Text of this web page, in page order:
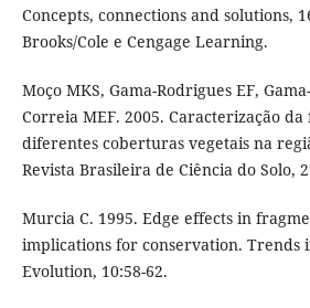
Concepts, connections and solutions,
Brooks/Cole e Cengage Learning.
Moço MKS, Gama-Rodrigues EF,
Correia MEF. 2005. Caracterização
diferentes coberturas vegetais na
Revista Brasileira de Ciência do Solo,
Murcia C. 1995. Edge effects in
implications for conservation. Trends
Evolution, 10:58-62.